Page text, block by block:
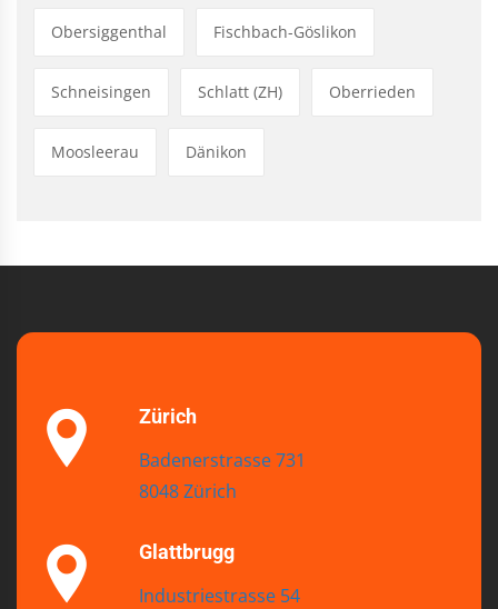
Obersiggenthal Fischbach-Göslikon
Schneisingen Schlatt (ZH) Oberrieden
Moosleerau Dänikon
Zürich
Badenerstrasse 731
8048 Zürich
Glattbrugg
Industriestrasse 54